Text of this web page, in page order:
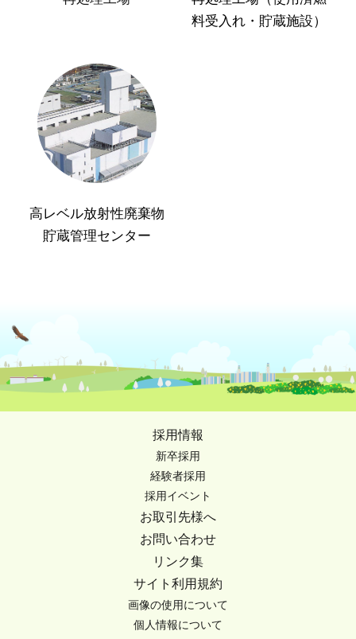
料受入れ・貯蔵施設）
高レベル放射性廃棄物
貯蔵管理センター
採用情報
新卒採用
経験者採用
採用イベント
お取引先様へ
お問い合わせ
リンク集
サイト利用規約
画像の使用について
個人情報について